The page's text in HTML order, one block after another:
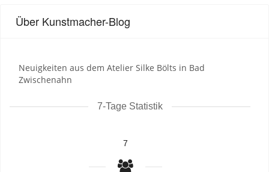
Über Kunstmacher-Blog
Neuigkeiten aus dem Atelier Silke Bölts in Bad
Zwischenahn
7-Tage Statistik
7